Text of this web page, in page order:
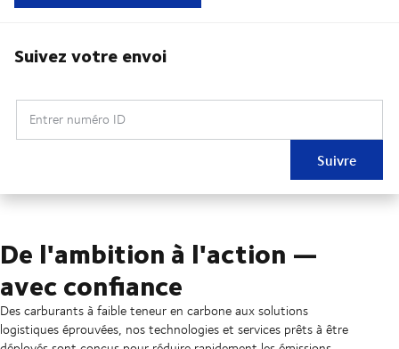
Suivez votre envoi
Entrer numéro ID
Suivre
De l'ambition à l'action —
avec confiance
Des carburants à faible teneur en carbone aux solutions
logistiques éprouvées, nos technologies et services prêts à être